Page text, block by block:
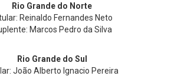
Rio Grande do Norte
Reinaldo Fernandes Neto
Marcos Pedro da Silva
Rio Grande do Sul
João Alberto Ignacio Pereira